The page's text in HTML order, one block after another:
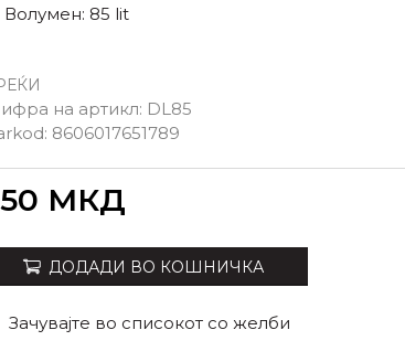
на артикл: DL85
8606017651789
Волумен: 85 lit
МКД
ДОДАДИ ВО КОШНИЧКА
Зачувајте во списокот со желби